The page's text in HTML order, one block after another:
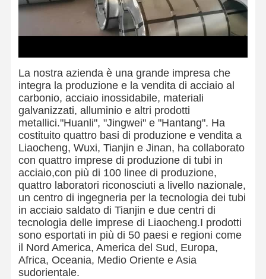
La nostra azienda è una grande impresa che
integra la produzione e la vendita di acciaio al
carbonio, acciaio inossidabile, materiali
galvanizzati, alluminio e altri prodotti
metallici."Huanli", "Jingwei" e "Hantang". Ha
costituito quattro basi di produzione e vendita a
Liaocheng, Wuxi, Tianjin e Jinan, ha collaborato
con quattro imprese di produzione di tubi in
acciaio,con più di 100 linee di produzione,
quattro laboratori riconosciuti a livello nazionale,
un centro di ingegneria per la tecnologia dei tubi
in acciaio saldato di Tianjin e due centri di
tecnologia delle imprese di Liaocheng.I prodotti
sono esportati in più di 50 paesi e regioni come
il Nord America, America del Sud, Europa,
Africa, Oceania, Medio Oriente e Asia
sudorientale.